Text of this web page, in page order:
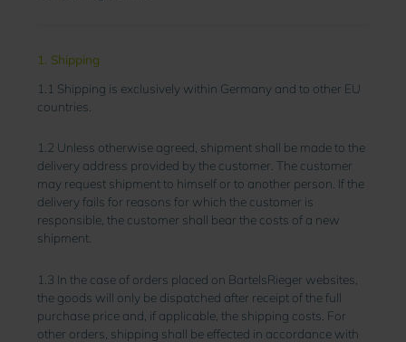
1. Shipping
1.1 Shipping is exclusively within Germany and to other EU
countries.
1.2 Unless otherwise agreed, shipment shall be made to the
delivery address provided by the customer. The customer
may request shipment to himself or to another person. If the
delivery fails for reasons for which the customer is
responsible, the customer shall bear the costs of a new
shipment.
1.3 In the case of orders placed on BartelsRieger websites,
the goods will only be dispatched after receipt of the full
purchase price and, if applicable, the shipping costs. For
other orders, shipping shall be effected in accordance with